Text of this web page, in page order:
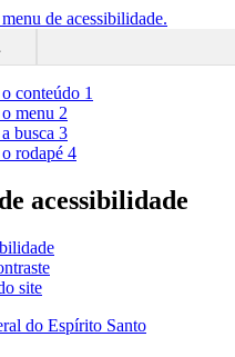
de acessibilidade.
Acesso à
conteúdo 1
menu 2
busca 3
rodapé 4
acessibilidade
site
do Espírito Santo